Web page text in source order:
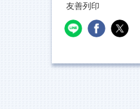
友善列印